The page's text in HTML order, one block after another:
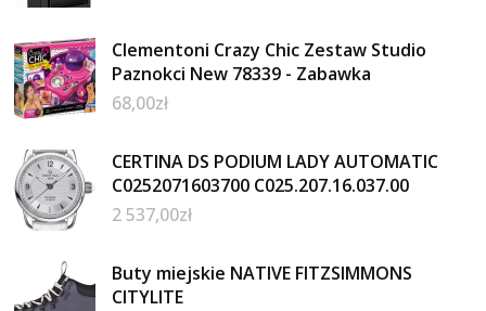
Clementoni Crazy Chic Zestaw Studio
Paznokci New 78339 - Zabawka
68,00zł
CERTINA DS PODIUM LADY AUTOMATIC
C0252071603700 C025.207.16.037.00
2 537,00zł
Buty miejskie NATIVE FITZSIMMONS
CITYLITE